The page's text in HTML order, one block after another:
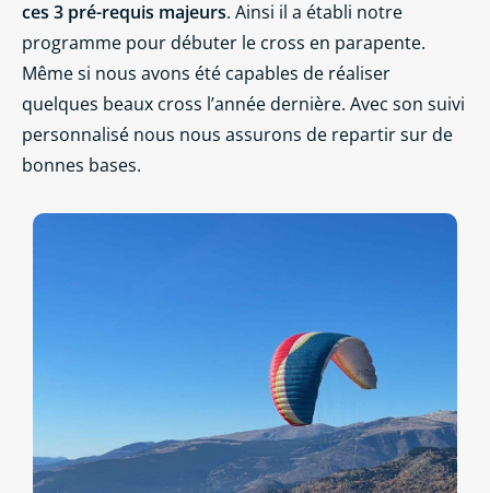
ces 3 pré-requis majeurs. Ainsi il a établi notre
programme pour débuter le cross en parapente.
Même si nous avons été capables de réaliser
quelques beaux cross l’année dernière. Avec son suivi
personnalisé nous nous assurons de repartir sur de
bonnes bases.